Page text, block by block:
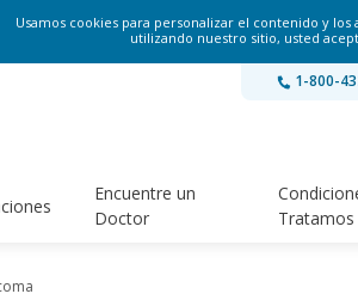
Usamos cookies para personalizar el contenido y
utilizando nuestro sitio, usted
1-800-
Encuentre un
Doctor
Tratamos